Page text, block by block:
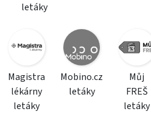
letáky
Magistra
lékárny
letáky
Mobino.cz
letáky
Můj
FREŠ
letáky